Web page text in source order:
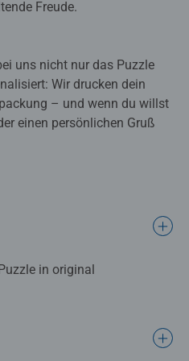
Freude.
uns nicht nur das Puzzle
Wir drucken dein
– und wenn du willst
einen persönlichen Gruß
in original
die Teilezahl auswählen, die
bestellen. Ob